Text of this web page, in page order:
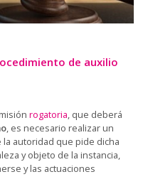
de auxilio
rogatoria, que deberá
, es necesario realizar un
autoridad que pide dicha
y objeto de la instancia,
y las actuaciones